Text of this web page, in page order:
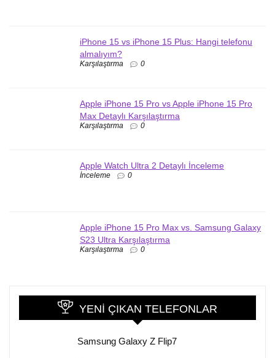
iPhone 15 vs iPhone 15 Plus: Hangi telefonu
almalıyım?
Karşılaştırma 0
Apple iPhone 15 Pro vs Apple iPhone 15 Pro
Max Detaylı Karşılaştırma
Karşılaştırma 0
Apple Watch Ultra 2 Detaylı İnceleme
İnceleme 0
Apple iPhone 15 Pro Max vs. Samsung Galaxy
S23 Ultra Karşılaştırma
Karşılaştırma 0
YENI ÇIKAN TELEFONLAR
Samsung Galaxy Z Flip7